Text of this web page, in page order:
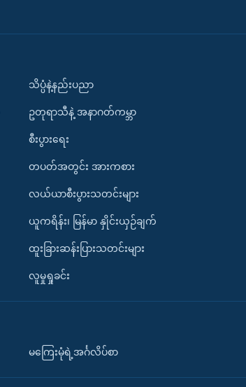
သိပ္ပံနဲ့နည်းပညာ
ဥတုရာသီနဲ့ အနာဂတ်ကမ္ဘာ
စီးပွားရေး
တပတ်အတွင်း အားကစား
လယ်ယာစီးပွားသတင်းများ
ယူကရိန်း၊ မြန်မာ နှိုင်းယှဉ်ချက်
ထူးခြားဆန်းပြားသတင်းများ
လူမှုရှုခင်း
မကြေးမုံရဲ့အင်္ဂလိပ်စာ